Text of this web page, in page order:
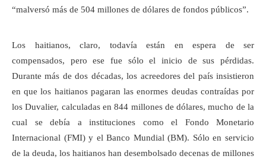
“malversó más de 504 millones de dólares de fondos públicos”.
Los haitianos, claro, todavía están en espera de ser
compensados, pero ese fue sólo el inicio de sus pérdidas.
Durante más de dos décadas, los acreedores del país insistieron
en que los haitianos pagaran las enormes deudas contraídas por
los Duvalier, calculadas en 844 millones de dólares, mucho de la
cual se debía a instituciones como el Fondo Monetario
Internacional (FMI) y el Banco Mundial (BM). Sólo en servicio
de la deuda, los haitianos han desembolsado decenas de millones